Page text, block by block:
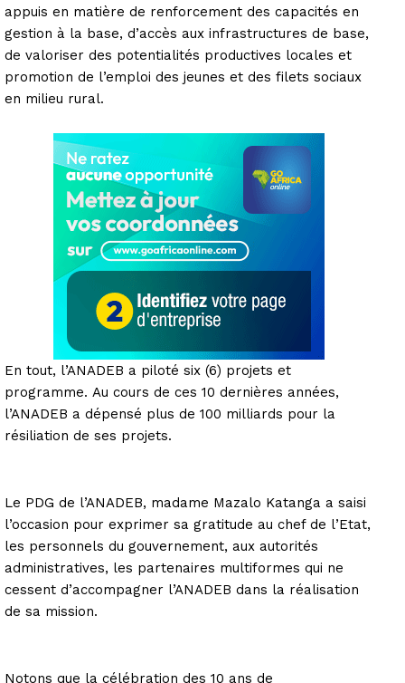
appuis en matière de renforcement des capacités en
gestion à la base, d’accès aux infrastructures de base,
de valoriser des potentialités productives locales et
promotion de l’emploi des jeunes et des filets sociaux
en milieu rural.
En tout, l’ANADEB a piloté six (6) projets et
programme. Au cours de ces 10 dernières années,
l’ANADEB a dépensé plus de 100 milliards pour la
résiliation de ses projets.
Le PDG de l’ANADEB, madame Mazalo Katanga a saisi
l’occasion pour exprimer sa gratitude au chef de l’Etat,
les personnels du gouvernement, aux autorités
administratives, les partenaires multiformes qui ne
cessent d’accompagner l’ANADEB dans la réalisation
de sa mission.
Notons que la célébration des 10 ans de